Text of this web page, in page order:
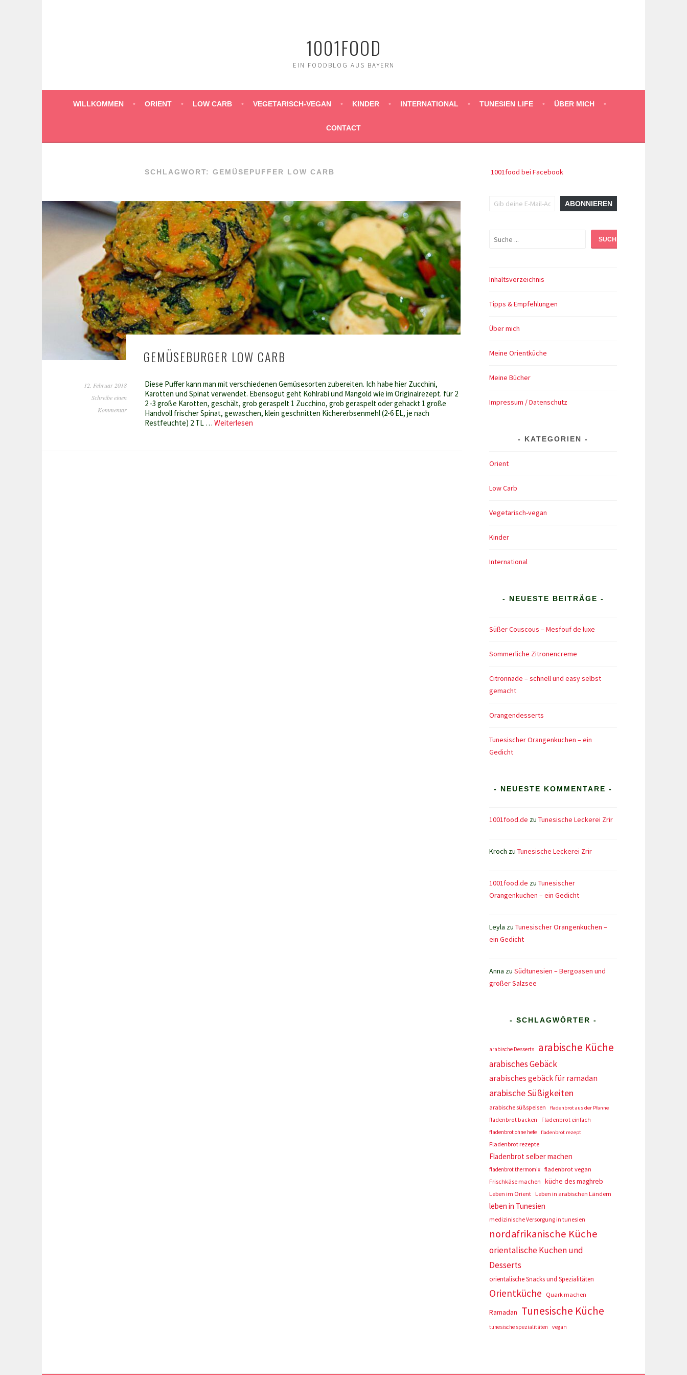
1001FOOD
EIN FOODBLOG AUS BAYERN
WILLKOMMEN ORIENT LOW CARB VEGETARISCH-VEGAN KINDER INTERNATIONAL TUNESIEN LIFE ÜBER MICH
CONTACT
SCHLAGWORT: GEMÜSEPUFFER LOW CARB
GEMÜSEBURGER LOW CARB
12. Februar 2018
Schreibe einen
Kommentar
Diese Puffer kann man mit verschiedenen Gemüsesorten zubereiten. Ich habe hier Zucchini,
Karotten und Spinat verwendet. Ebensogut geht Kohlrabi und Mangold wie im Originalrezept. für 2
2 -3 große Karotten, geschält, grob geraspelt 1 Zucchino, grob geraspelt oder gehackt 1 große
Handvoll frischer Spinat, gewaschen, klein geschnitten Kichererbsenmehl (2-6 EL, je nach
Restfeuchte) 2 TL … Weiterlesen
1001food bei Facebook
ABONNIEREN
Suchen SUCHEN
Inhaltsverzeichnis
Tipps & Empfehlungen
Über mich
Meine Orientküche
Meine Bücher
Impressum / Datenschutz
KATEGORIEN
Orient
Low Carb
Vegetarisch-vegan
Kinder
International
- NEUESTE BEITRÄGE -
Süßer Couscous – Mesfouf de luxe
Sommerliche Zitronencreme
Citronnade – schnell und easy selbst
gemacht
Orangendesserts
Tunesischer Orangenkuchen – ein
Gedicht
- NEUESTE KOMMENTARE -
1001food.de zu Tunesische Leckerei Zrir
Kroch zu Tunesische Leckerei Zrir
1001food.de zu Tunesischer
Orangenkuchen – ein Gedicht
Leyla zu Tunesischer Orangenkuchen –
ein Gedicht
Anna zu Südtunesien – Bergoasen und
großer Salzsee
- SCHLAGWÖRTER -
arabische Desserts arabische Küche
arabisches Gebäck
arabisches gebäck für ramadan
arabische Süßigkeiten
arabische süßspeisen fladenbrot aus der Pfanne
fladenbrot backen
Fladenbrot einfach
fladenbrot ohne hefe
fladenbrot rezept
Fladenbrot rezepte
Fladenbrot selber machen
fladenbrot thermomix fladenbrot vegan
Frischkäse machen küche des maghreb
Leben im Orient Leben in arabischen Ländern
leben in Tunesien
medizinische Versorgung in tunesien
nordafrikanische Küche
orientalische Kuchen und
Desserts
orientalische Snacks und Spezialitäten
Orientküche Quark machen
Ramadan Tunesische Küche
tunesische spezialitäten vegan